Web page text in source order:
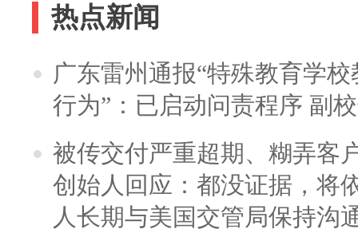
热点新闻
广东雷州通报“特殊教育学
行为”：已启动问责程序 副
被传交付严重超期、糊弄客
创始人回应：都没证据，将
人长期与美国交管局保持沟